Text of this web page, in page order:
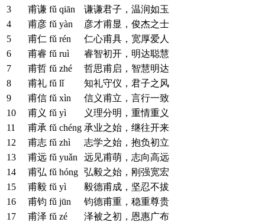
3
甫谦 fǔ qiān
谦谦君子，温润如玉
4
甫彦 fǔ yàn
彦才甫显，俊杰之士
5
甫仁 fǔ rén
仁心甫具，宽厚爱人
6
甫睿 fǔ ruì
睿智初开，明达聪慧
7
甫哲 fǔ zhé
哲思甫启，智慧明达
8
甫礼 fǔ lǐ
知礼守仪，君子之风
9
甫信 fǔ xìn
信义甫立，言行一致
10
甫义 fǔ yì
义理分明，重情重义
11
甫承 fǔ chéng 承业之始，继往开来
12
甫志 fǔ zhì
志学之始，抱负初立
13
甫远 fǔ yuǎn
远见甫萌，志向高远
14
甫弘 fǔ hóng 弘毅之始，刚强宽宏
15
甫毅 fǔ yì
毅德甫成，坚忍不拔
16
甫钧 fǔ jūn
钧德甫重，稳重尊贵
17
甫泽 fǔ zé
泽被之初，恩惠广布